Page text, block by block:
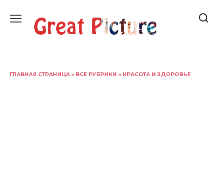
содержанию
ГЛАВНАЯ СТРАНИЦА » ВСЕ РУБРИКИ » КРАСОТА И ЗДОРОВЬЕ